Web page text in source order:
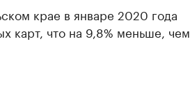
крае в январе 2020 года
карт, что на 9,8% меньше, чем